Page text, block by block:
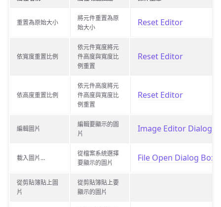
重置為原始大小
將元件重置為原
始大小
Reset Editor
依寬度重置比例
依元件寬度將元
件高度與寬度比
例重置
Reset Editor
依高度重置比例
依元件高度將元
件高度與寬度比
例重置
Reset Editor
編輯圖片
編輯要顯示的圖
片
Image Editor Dialog
載入圖片…
從檔案系統選擇
要顯示的圖片
File Open Dialog Box
從剪貼簿貼上圖
片
從剪貼簿貼上要
顯示的圖片